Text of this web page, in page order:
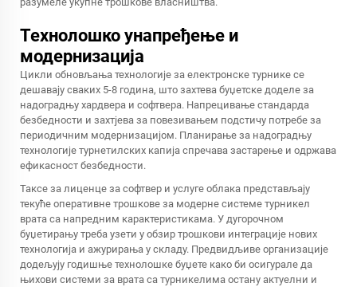
Технолошко унапређење и
модернизација
Цикли обновљања технологије за електронске турнике се
дешавају сваких 5-8 година, што захтева буџетске доделе за
надоградњу хардвера и софтвера. Напрецивање стандарда
безбедности и захтјева за повезивањем подстичу потребе за
периодичним модернизацијом. Планирање за надоградњу
технологије турнетилских капија спречава застарење и одржава
ефикасност безбедности.
Таксе за лиценце за софтвер и услуге облака представљају
текуће оперативне трошкове за модерне системе турникел
врата са напредним карактеристикама. У дугорочном
буџетирању треба узети у обзир трошкови интеграције нових
технологија и ажурирања у складу. Предвидљиве организације
додељују годишње технолошке буџете како би осигурале да
њихови системи за врата са турникелима остану актуелни и